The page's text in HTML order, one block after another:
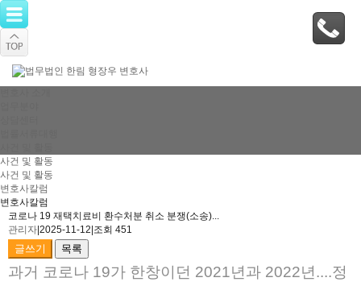
사건 및 활동
사건 및 활동
변호사칼럼
변호사칼럼
코로나 19 재택치료비 환수처분 취소 분쟁(소송)...
관리자 2025-11-12 조회 451
글쓰기 목록
과거 코로나 19가 한창이던 2021년과 2022년....정